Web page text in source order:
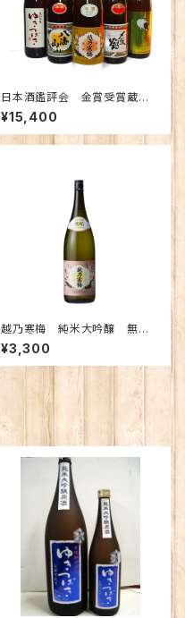
日本酒鑑評会 金賞受賞蔵
新潟の地酒飲み比べセット180
0ｍｌ×5本 （越乃寒梅 八海
山 〆張鶴 ゆきつばき 越の
¥15,400
越乃寒梅 純米大吟醸 無
垢 720ｍｌ （化粧箱入り）
¥3,300